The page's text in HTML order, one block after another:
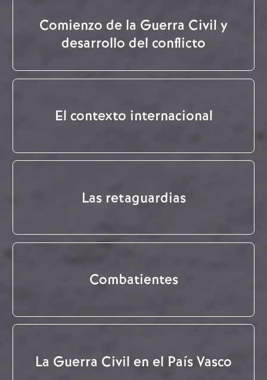
Comienzo de la Guerra Civil y
desarrollo del conflicto
El contexto internacional
Las retaguardias
Combatientes
La Guerra Civil en el País Vasco